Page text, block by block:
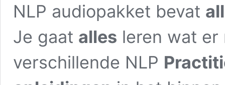
NLP audiopakket bevat
Je gaat alles leren wat er
verschillende NLP